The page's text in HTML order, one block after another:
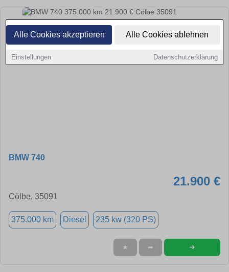
Alle Cookies akzeptieren Alle Cookies ablehnen
Einstellungen Datenschutzerklärung
BMW 740
21.900 €
Cölbe, 35091
375.000 km Diesel 235 kw (320 PS)
★ ➦ ➜